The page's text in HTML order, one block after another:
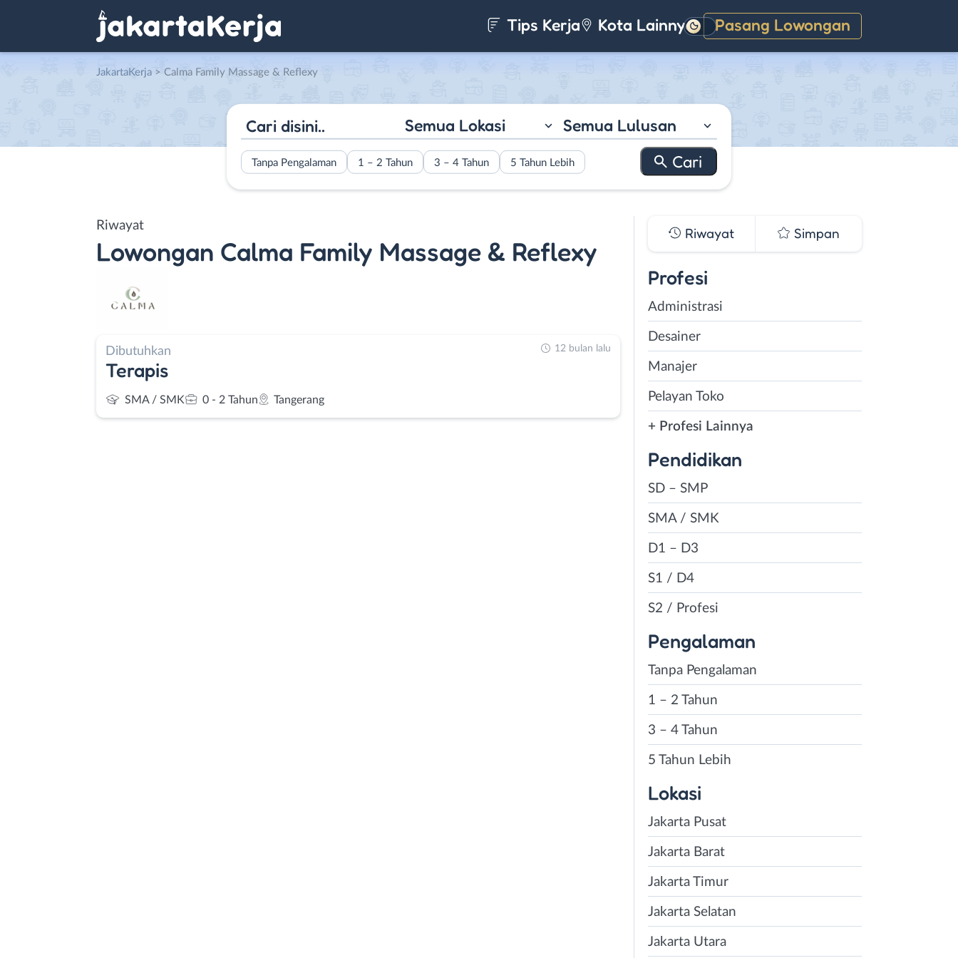
Tips Kerja Kota Lainnya Pasang Lowongan
Gelap
JakartaKerja > Calma Family Massage & Reflexy
Semua Lokasi Semua Lulusan
Tanpa Pengalaman 1 – 2 Tahun 3 – 4 Tahun 5 Tahun Lebih
Riwayat
Lowongan Calma Family Massage & Reflexy
Dibutuhkan
Terapis
SMA / SMK 0 - 2 Tahun Tangerang
12 bulan lalu
Riwayat Simpan
Profesi
Administrasi
Desainer
Manajer
Pelayan Toko
+ Profesi Lainnya
Pendidikan
SD – SMP
SMA / SMK
D1 – D3
S1 / D4
S2 / Profesi
Pengalaman
Tanpa Pengalaman
1 – 2 Tahun
3 – 4 Tahun
5 Tahun Lebih
Lokasi
Jakarta Pusat
Jakarta Barat
Jakarta Timur
Jakarta Selatan
Jakarta Utara